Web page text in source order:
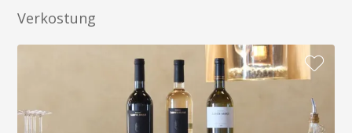
Verkostung